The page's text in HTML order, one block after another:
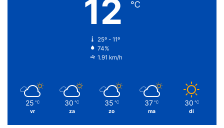
12 ℃
25º - 11º
74%
1.91 km/h
25 ℃
vr
30 ℃
za
35 ℃
zo
37 ℃
ma
30 ℃
di